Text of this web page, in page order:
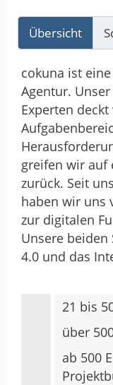
Übersicht
cokuna ist
Agentur.
Experten
greifen wir auf
zurück. Seit
haben wir uns
zur digitalen
Unsere
4.0 und das
21 bis
über
ab 500